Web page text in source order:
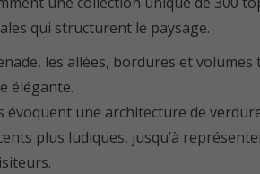
qui structurent le paysage.
les allées, bordures et
élégante.
évoquent une architecture de
plus ludiques, jusqu’à